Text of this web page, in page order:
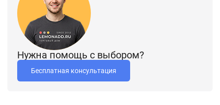
Нужна помощь с выбором?
Бесплатная консультация